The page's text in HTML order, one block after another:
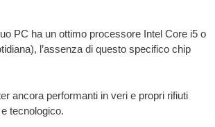
PC ha un ottimo processore Intel Core i5 o
l’assenza di questo specifico chip
ancora performanti in veri e propri rifiuti
tecnologico.